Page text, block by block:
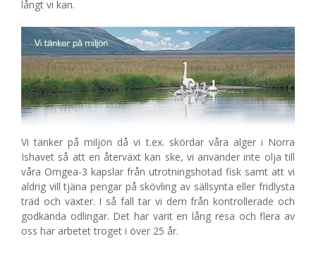
långt vi kan.
Vi tänker på miljön då vi t.ex. skördar våra alger i Norra
Ishavet så att en återväxt kan ske, vi använder inte olja till
våra Omgea-3 kapslar från utrotningshotad fisk samt att vi
aldrig vill tjäna pengar på skövling av sällsynta eller fridlysta
träd och växter. I så fall tar vi dem från kontrollerade och
godkända odlingar. Det har varit en lång resa och flera av
oss har arbetet troget i över 25 år.